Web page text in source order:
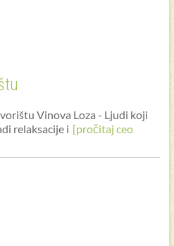
Vinova Loza - Ljudi koji
relaksacije i [pročitaj ceo